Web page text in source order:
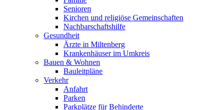
Senioren
Kirchen und religiöse Gemeinschaften
Nachbarschaftshilfe
Gesundheit
Ärzte in Miltenberg
Krankenhäuser im Umkreis
Bauen & Wohnen
Bauleitpläne
Verkehr
Anfahrt
Parken
Parkplätze für Behinderte